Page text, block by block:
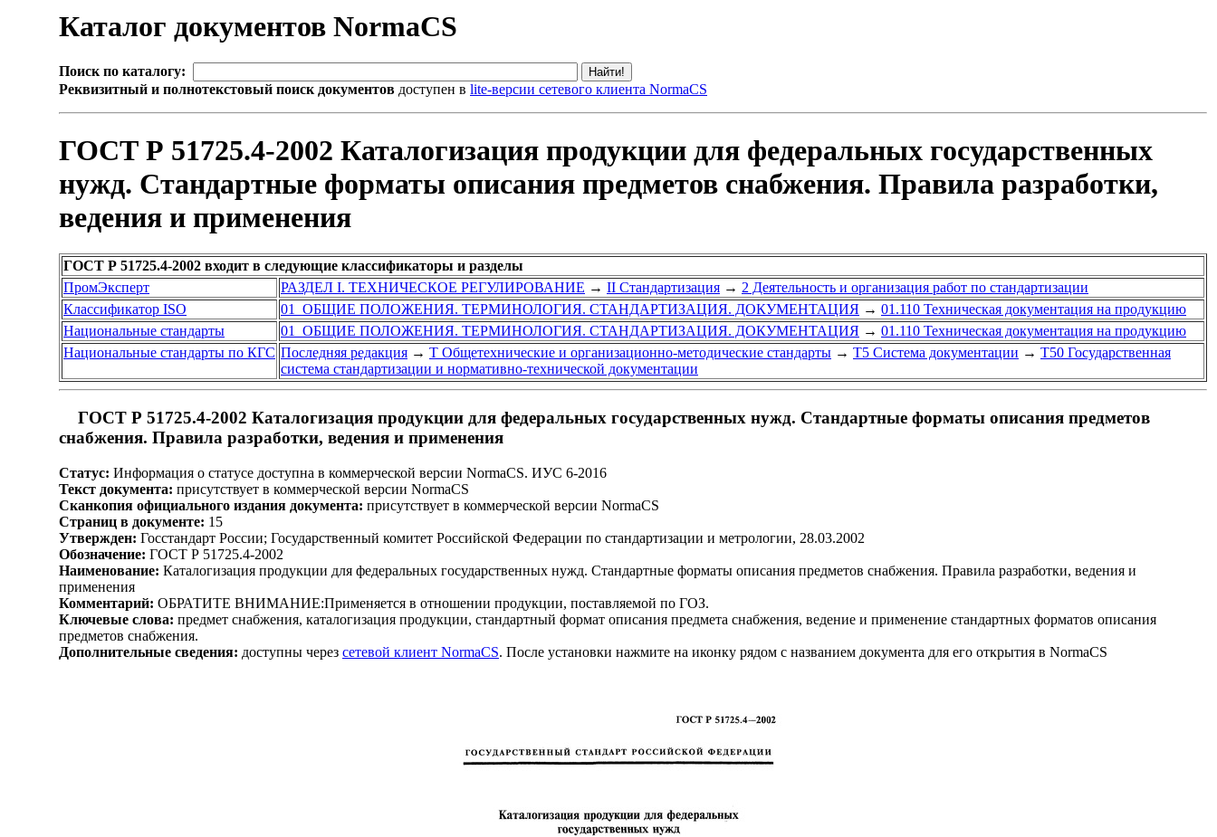
Каталог документов NormaCS
Поиск по каталогу:
Реквизитный и полнотекстовый поиск документов доступен в lite-версии сетевого клиента NormaCS
ГОСТ Р 51725.4-2002 Каталогизация продукции для федеральных государственных
нужд. Стандартные форматы описания предметов снабжения. Правила разработки,
ведения и применения
ГОСТ Р 51725.4-2002 входит в следующие классификаторы и разделы
ПромЭксперт
РАЗДЕЛ I. ТЕХНИЧЕСКОЕ РЕГУЛИРОВАНИЕ → II Стандартизация → 2 Деятельность и организация работ по стандартизации
Классификатор ISO
01 ОБЩИЕ ПОЛОЖЕНИЯ. ТЕРМИНОЛОГИЯ. СТАНДАРТИЗАЦИЯ. ДОКУМЕНТАЦИЯ → 01.110 Техническая документация на продукцию
Национальные стандарты
01 ОБЩИЕ ПОЛОЖЕНИЯ. ТЕРМИНОЛОГИЯ. СТАНДАРТИЗАЦИЯ. ДОКУМЕНТАЦИЯ → 01.110 Техническая документация на продукцию
Национальные стандарты по КГС Последняя редакция → Т Общетехнические и организационно-методические стандарты → Т5 Система документации → Т50 Государственная
система стандартизации и нормативно-технической документации
ГОСТ Р 51725.4-2002 Каталогизация продукции для федеральных государственных нужд. Стандартные форматы описания предметов
снабжения. Правила разработки, ведения и применения
Статус: Информация о статусе доступна в коммерческой версии NormaCS. ИУС 6-2016
Текст документа: присутствует в коммерческой версии NormaCS
Сканкопия официального издания документа: присутствует в коммерческой версии NormaCS
Страниц в документе: 15
Утвержден: Госстандарт России; Государственный комитет Российской Федерации по стандартизации и метрологии, 28.03.2002
Обозначение: ГОСТ Р 51725.4-2002
Наименование: Каталогизация продукции для федеральных государственных нужд. Стандартные форматы описания предметов снабжения. Правила разработки, ведения и
применения
Комментарий: ОБРАТИТЕ ВНИМАНИЕ:Применяется в отношении продукции, поставляемой по ГОЗ.
Ключевые слова: предмет снабжения, каталогизация продукции, стандартный формат описания предмета снабжения, ведение и применение стандартных форматов описания
предметов снабжения.
Дополнительные сведения: доступны через сетевой клиент NormaCS. После установки нажмите на иконку рядом с названием документа для его открытия в NormaCS